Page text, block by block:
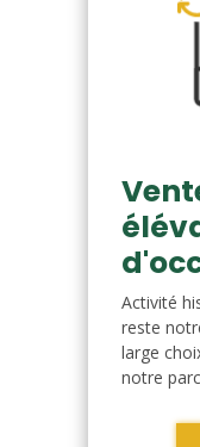
Activité
reste
large
notre